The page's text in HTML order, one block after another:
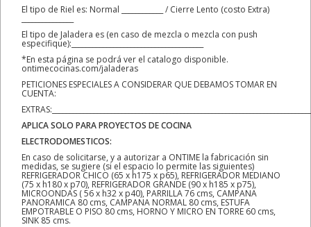
El tipo de Riel es: Normal ____________ / Cierre Lento (costo Extra)
_______________
El tipo de Jaladera es (en caso de mezcla o mezcla con push
especifique):______________________________________
*En esta página se podrá ver el catalogo disponible.
ontimecocinas.com/jaladeras
PETICIONES ESPECIALES A CONSIDERAR QUE DEBAMOS TOMAR EN
CUENTA:
APLICA SOLO PARA PROYECTOS DE COCINA
ELECTRODOMESTICOS:
En caso de solicitarse, y a autorizar a ONTIME la fabricación sin
medidas, se sugiere (si el espacio lo permite las siguientes)
REFRIGERADOR CHICO (65 x h175 x p65), REFRIGERADOR MEDIANO
(75 x h180 x p70), REFRIGERADOR GRANDE (90 x h185 x p75),
MICROONDAS ( 56 x h32 x p40), PARRILLA 76 cms, CAMPANA
PANORAMICA 80 cms, CAMPANA NORMAL 80 cms, ESTUFA
EMPOTRABLE O PISO 80 cms, HORNO Y MICRO EN TORRE 60 cms,
SINK 85 cms.